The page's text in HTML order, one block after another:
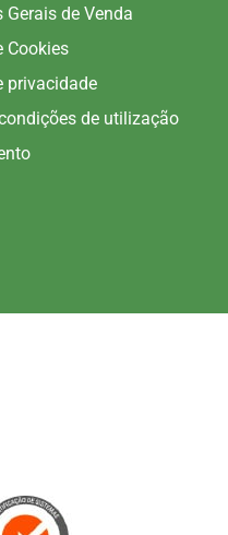
Gerais de Venda
Cookies
privacidade
de utilização